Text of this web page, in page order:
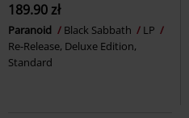
189.90 zł
Paranoid Black Sabbath
LP
Re-Release, Deluxe Edition,
Standard